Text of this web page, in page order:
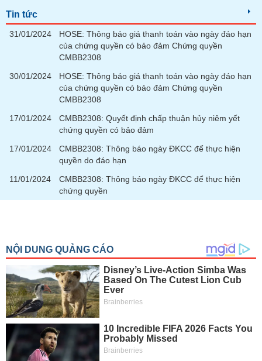
Tin tức
31/01/2024
HOSE: Thông báo giá thanh toán vào ngày đáo hạn
của chứng quyền có bảo đảm Chứng quyền
CMBB2308
30/01/2024
HOSE: Thông báo giá thanh toán vào ngày đáo hạn
của chứng quyền có bảo đảm Chứng quyền
CMBB2308
17/01/2024
CMBB2308: Quyết định chấp thuận hủy niêm yết
chứng quyền có bảo đảm
17/01/2024
CMBB2308: Thông báo ngày ĐKCC để thực hiện
quyền do đáo hạn
11/01/2024
CMBB2308: Thông báo ngày ĐKCC để thực hiện
chứng quyền
chính